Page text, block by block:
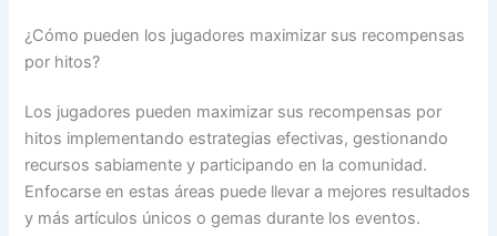
¿Cómo pueden los jugadores maximizar sus recompensas
por hitos?
Los jugadores pueden maximizar sus recompensas por
hitos implementando estrategias efectivas, gestionando
recursos sabiamente y participando en la comunidad.
Enfocarse en estas áreas puede llevar a mejores resultados
y más artículos únicos o gemas durante los eventos.